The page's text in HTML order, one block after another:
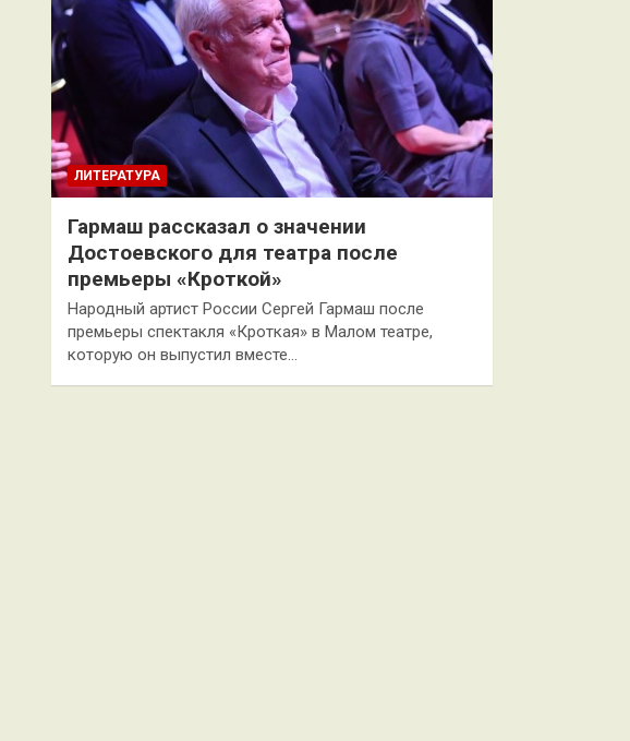
ЛИТЕРАТУРА
Гармаш рассказал о значении
Достоевского для театра после
премьеры «Кроткой»
Народный артист России Сергей Гармаш после
премьеры спектакля «Кроткая» в Малом театре,
которую он выпустил вместе…